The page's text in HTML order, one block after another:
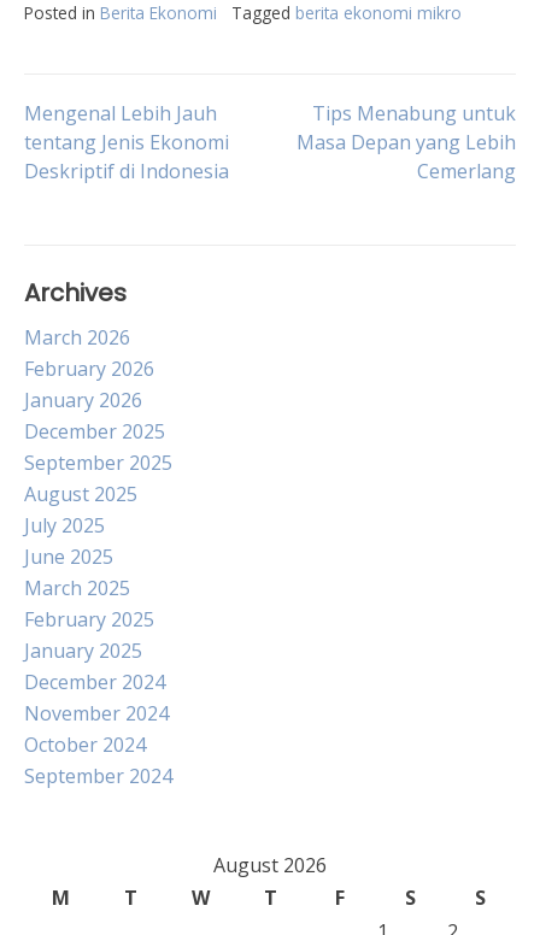
Posted in Berita Ekonomi Tagged berita ekonomi mikro
Post
navigation
Mengenal Lebih Jauh
tentang Jenis Ekonomi
Deskriptif di Indonesia
Tips Menabung untuk
Masa Depan yang Lebih
Cemerlang
Archives
March 2026
February 2026
January 2026
December 2025
September 2025
August 2025
July 2025
June 2025
March 2025
February 2025
January 2025
December 2024
November 2024
October 2024
September 2024
August 2026
M
T W T F S
S